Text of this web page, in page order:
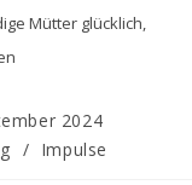
Mütter glücklich,
2024
/ Impulse